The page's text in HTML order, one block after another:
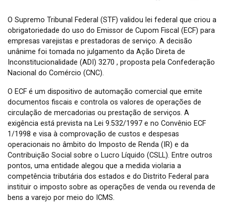
O Supremo Tribunal Federal (STF) validou lei federal que criou a
obrigatoriedade do uso do Emissor de Cupom Fiscal (ECF) para
empresas varejistas e prestadoras de serviço. A decisão
unânime foi tomada no julgamento da Ação Direta de
Inconstitucionalidade (ADI) 3270 , proposta pela Confederação
Nacional do Comércio (CNC).
O ECF é um dispositivo de automação comercial que emite
documentos fiscais e controla os valores de operações de
circulação de mercadorias ou prestação de serviços. A
exigência está prevista na Lei 9.532/1997 e no Convênio ECF
1/1998 e visa à comprovação de custos e despesas
operacionais no âmbito do Imposto de Renda (IR) e da
Contribuição Social sobre o Lucro Líquido (CSLL). Entre outros
pontos, uma entidade alegou que a medida violaria a
competência tributária dos estados e do Distrito Federal para
instituir o imposto sobre as operações de venda ou revenda de
bens a varejo por meio do ICMS.